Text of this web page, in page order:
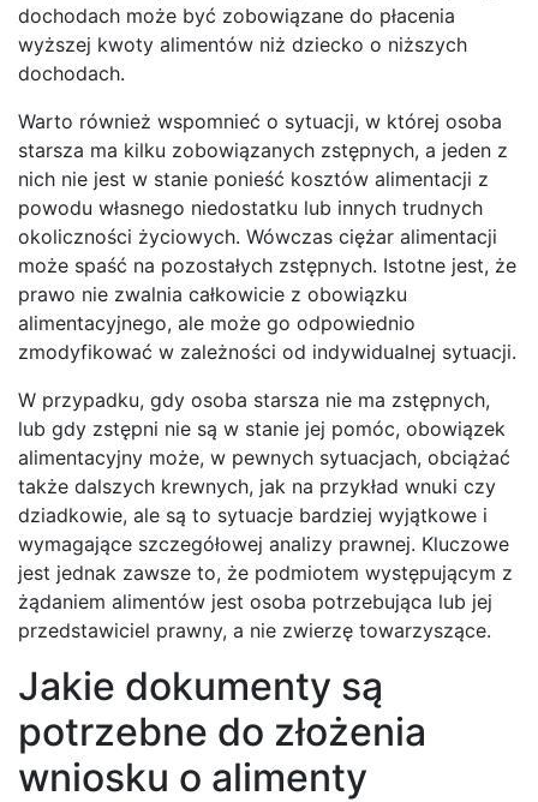
dochodach może być zobowiązane do płacenia
wyższej kwoty alimentów niż dziecko o niższych
dochodach.
Warto również wspomnieć o sytuacji, w której osoba
starsza ma kilku zobowiązanych zstępnych, a jeden z
nich nie jest w stanie ponieść kosztów alimentacji z
powodu własnego niedostatku lub innych trudnych
okoliczności życiowych. Wówczas ciężar alimentacji
może spaść na pozostałych zstępnych. Istotne jest, że
prawo nie zwalnia całkowicie z obowiązku
alimentacyjnego, ale może go odpowiednio
zmodyfikować w zależności od indywidualnej sytuacji.
W przypadku, gdy osoba starsza nie ma zstępnych,
lub gdy zstępni nie są w stanie jej pomóc, obowiązek
alimentacyjny może, w pewnych sytuacjach, obciążać
także dalszych krewnych, jak na przykład wnuki czy
dziadkowie, ale są to sytuacje bardziej wyjątkowe i
wymagające szczegółowej analizy prawnej. Kluczowe
jest jednak zawsze to, że podmiotem występującym z
żądaniem alimentów jest osoba potrzebująca lub jej
przedstawiciel prawny, a nie zwierzę towarzyszące.
Jakie dokumenty są
potrzebne do złożenia
wniosku o alimenty